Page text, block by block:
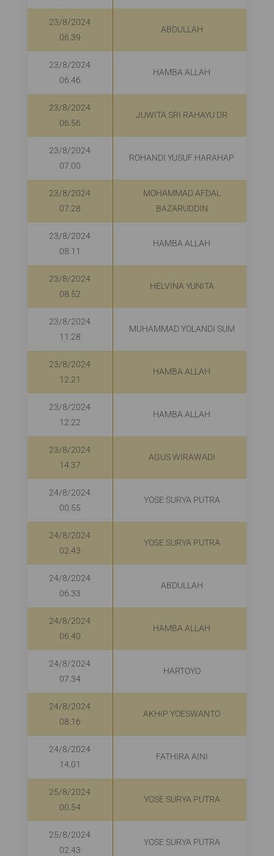
23/8/2024
06.39
ABDULLAH
23/8/2024
06.46
HAMBA ALLAH
23/8/2024
06.56
JUWITA SRI RAHAYU DR
23/8/2024
07.00
ROHANDI YUSUF HARAHAP
23/8/2024
07.28
MOHAMMAD AFDAL
BAZARUDDIN
23/8/2024
08.11
HAMBA ALLAH
23/8/2024
08.52
HELVINA YUNITA
23/8/2024
11.28
MUHAMMAD YOLANDI SUM
23/8/2024
12.21
HAMBA ALLAH
23/8/2024
12.22
HAMBA ALLAH
23/8/2024
14.37
AGUS WIRAWADI
24/8/2024
00.55
YOSE SURYA PUTRA
24/8/2024
02.43
YOSE SURYA PUTRA
24/8/2024
06.33
ABDULLAH
24/8/2024
06.40
HAMBA ALLAH
24/8/2024
07.34
HARTOYO
24/8/2024
08.16
AKHIP YOESWANTO
24/8/2024
14.01
FATHIRA AINI
25/8/2024
00.54
YOSE SURYA PUTRA
25/8/2024
02.43
YOSE SURYA PUTRA